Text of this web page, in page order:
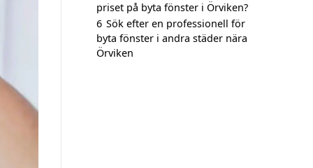
priset på byta fönster i Örviken?
6 Sök efter en professionell för
byta fönster i andra städer nära
Örviken